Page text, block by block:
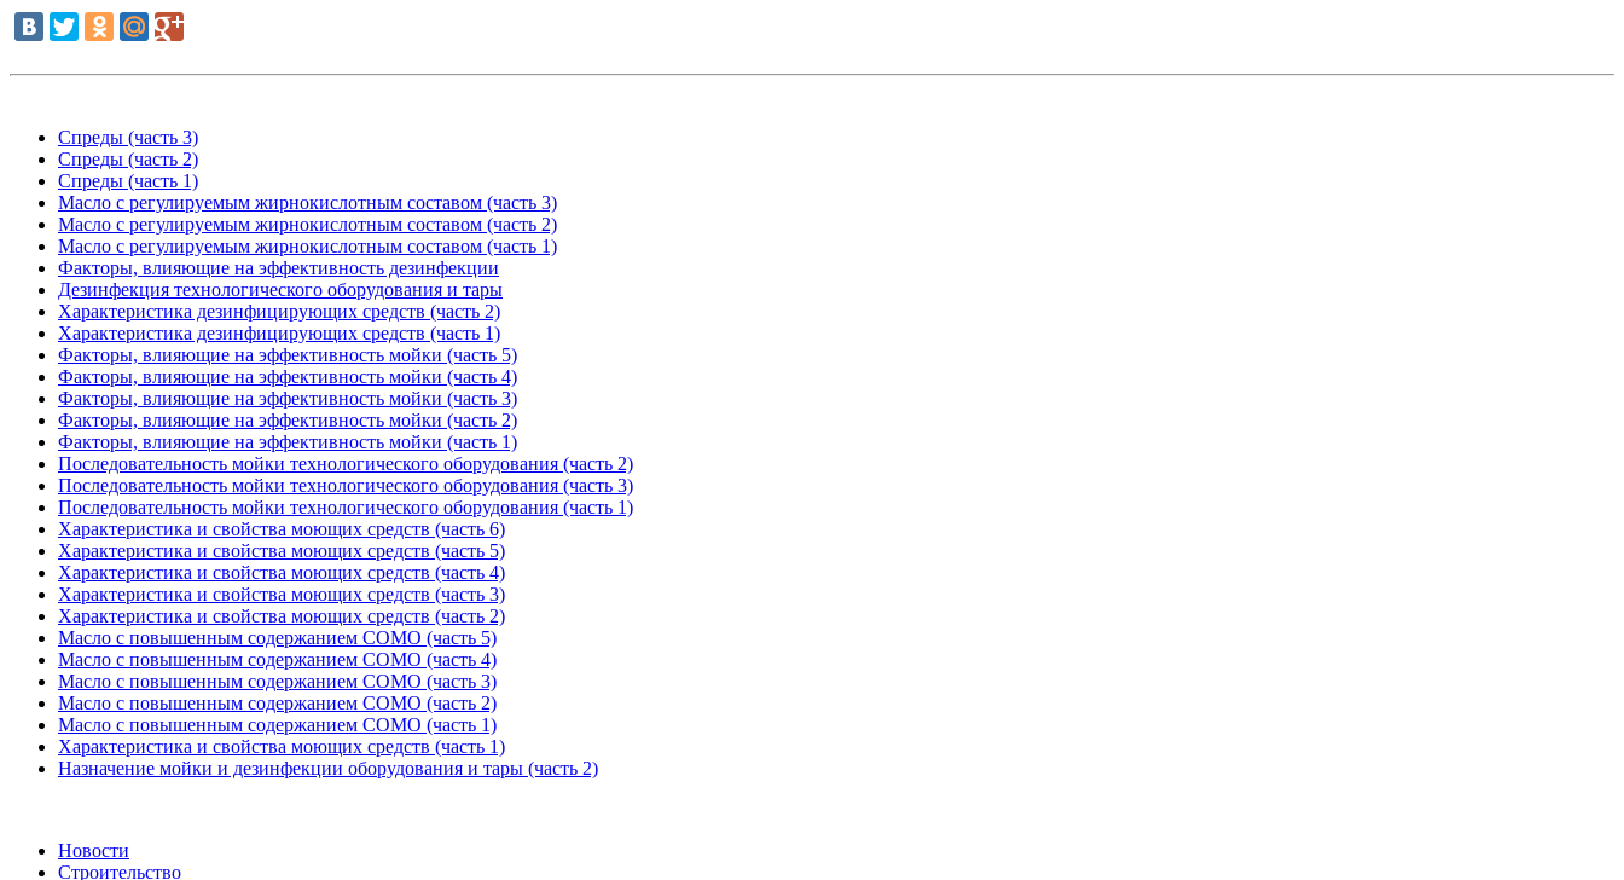
Спреды (часть 3)
Спреды (часть 2)
Спреды (часть 1)
Масло с регулируемым жирнокислотным составом (часть 3)
Масло с регулируемым жирнокислотным составом (часть 2)
Масло с регулируемым жирнокислотным составом (часть 1)
Факторы, влияющие на эффективность дезинфекции
Дезинфекция технологического оборудования и тары
Характеристика дезинфицирующих средств (часть 2)
Характеристика дезинфицирующих средств (часть 1)
Факторы, влияющие на эффективность мойки (часть 5)
Факторы, влияющие на эффективность мойки (часть 4)
Факторы, влияющие на эффективность мойки (часть 3)
Факторы, влияющие на эффективность мойки (часть 2)
Факторы, влияющие на эффективность мойки (часть 1)
Последовательность мойки технологического оборудования (часть 2)
Последовательность мойки технологического оборудования (часть 3)
Последовательность мойки технологического оборудования (часть 1)
Характеристика и свойства моющих средств (часть 6)
Характеристика и свойства моющих средств (часть 5)
Характеристика и свойства моющих средств (часть 4)
Характеристика и свойства моющих средств (часть 3)
Характеристика и свойства моющих средств (часть 2)
Масло с повышенным содержанием СОМО (часть 5)
Масло с повышенным содержанием СОМО (часть 4)
Масло с повышенным содержанием СОМО (часть 3)
Масло с повышенным содержанием СОМО (часть 2)
Масло с повышенным содержанием СОМО (часть 1)
Характеристика и свойства моющих средств (часть 1)
Назначение мойки и дезинфекции оборудования и тары (часть 2)
Новости
Строительство